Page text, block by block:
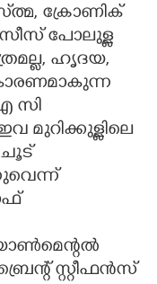
ക്രോണിക്
പോലുള്ള
ഹൃദയ,
സി
മുറിക്കുള്ളിലെ
ചൂട്
സ്റ്റീഫൻസ്